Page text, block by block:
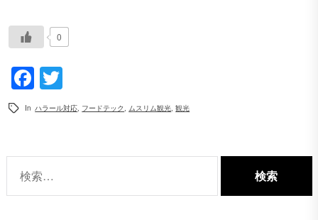
0
Facebook
In ハラール対応 フードテック ムスリム観光 ,観光
索: